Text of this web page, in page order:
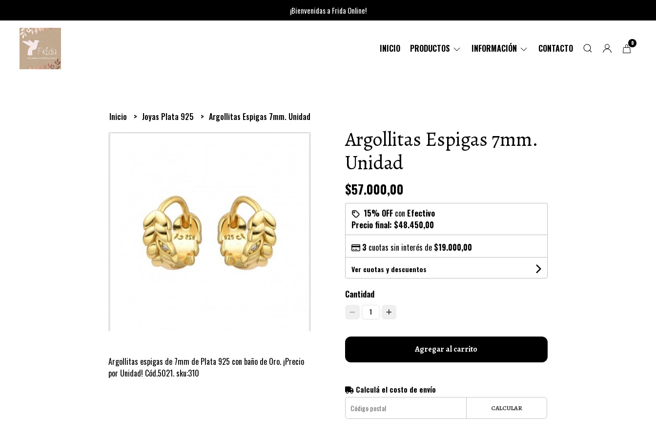
¡Bienvenidas a Frida Online!
INICIO PRODUCTOS INFORMACIÓN CONTACTO 0
Inicio Joyas Plata 925 Argollitas Espigas 7mm. Unidad
Argollitas espigas de 7mm de Plata 925 con baño de Oro. ¡Precio
por Unidad! Cód.5021. sku:310
Argollitas Espigas 7mm.
Unidad
$57.000,00
15% OFFcon Efectivo
Precio final: $48.450,00
3 cuotas sin interés de $19.000,00
Ver cuotas y descuentos
Cantidad
1
Agregar al carrito
Calculá el costo de envío
CALCULAR